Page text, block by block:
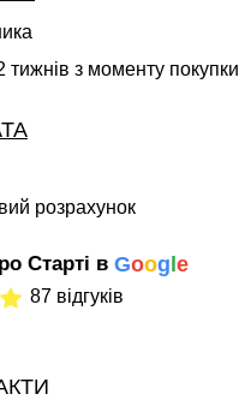
тижнів з моменту покупки
розрахунок
Старті в Goog e
87 відгуків